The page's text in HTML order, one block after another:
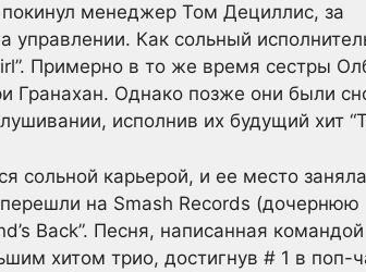
менеджер Том Дециллис, за
управлении. Как сольный
Примерно в то же время сестры
Гранахан. Однако позже они были
исполнив их будущий хит
сольной карьерой, и ее место заняла
на Smash Records (дочернюю
Back”. Песня, написанная командой
хитом трио, достигнув # 1 в поп-